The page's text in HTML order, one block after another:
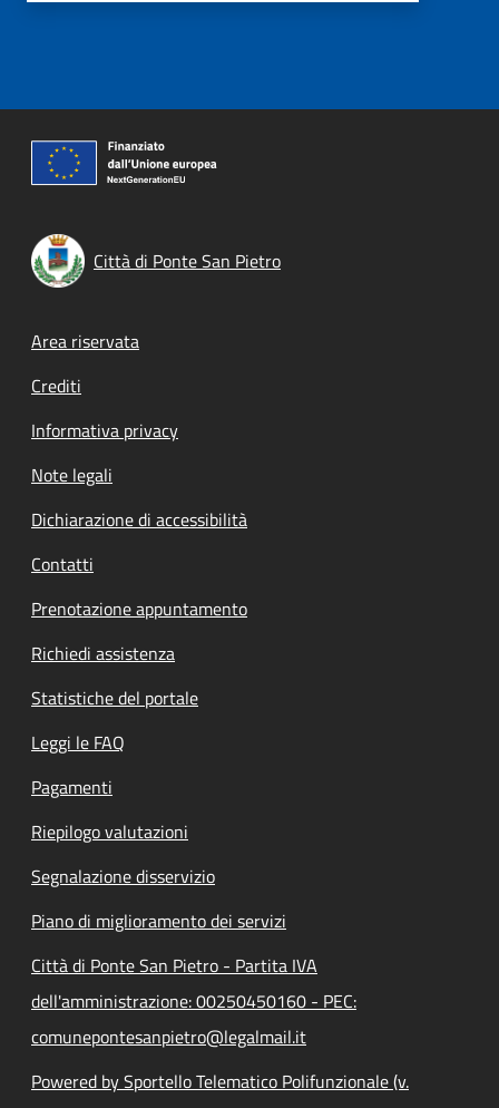
Città di Ponte San Pietro
Footer menu
Area riservata
Crediti
Informativa privacy
Note legali
Dichiarazione di accessibilità
Contatti
Prenotazione appuntamento
Richiedi assistenza
Statistiche del portale
Leggi le FAQ
Pagamenti
Riepilogo valutazioni
Segnalazione disservizio
Piano di miglioramento dei servizi
Città di Ponte San Pietro - Partita IVA
dell'amministrazione: 00250450160 - PEC:
comunepontesanpietro@legalmail.it
Powered by Sportello Telematico Polifunzionale (v.